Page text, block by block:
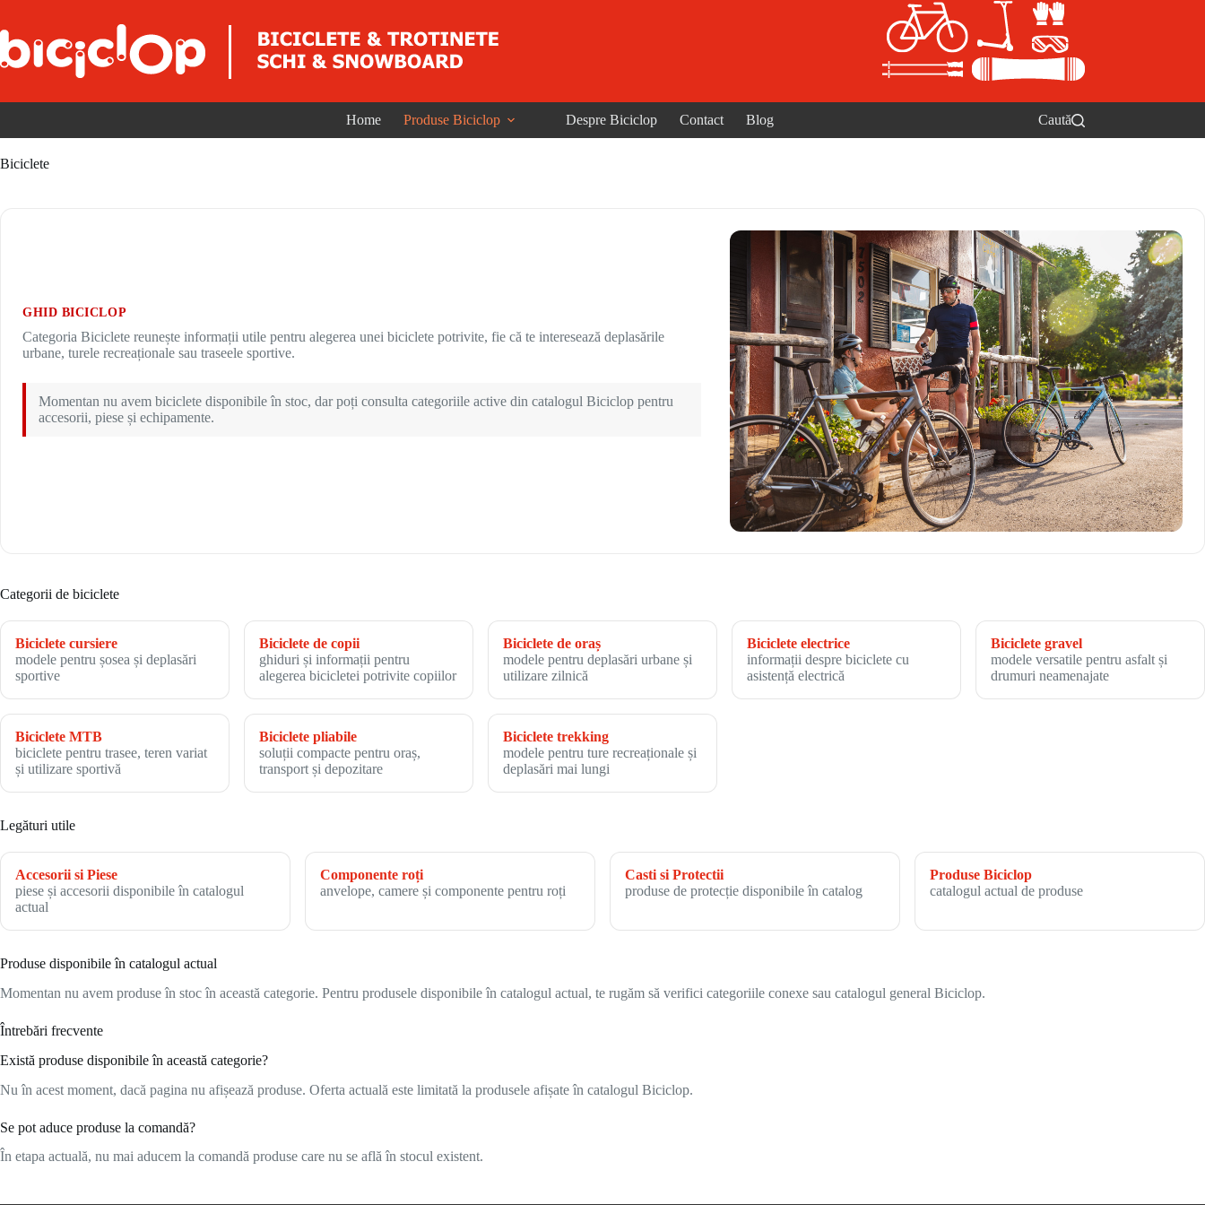
Home Produse Biciclop Despre Biciclop Contact Blog Caută
Biciclete
GHID BICICLOP
Categoria Biciclete reunește informații utile pentru alegerea unei biciclete potrivite, fie că te interesează deplasările
urbane, turele recreaționale sau traseele sportive.
Momentan nu avem biciclete disponibile în stoc, dar poți consulta categoriile active din catalogul Biciclop pentru
accesorii, piese și echipamente.
Categorii de biciclete
Biciclete cursiere
modele pentru șosea și deplasări
sportive
Biciclete de copii
ghiduri și informații pentru
alegerea bicicletei potrivite copiilor
Biciclete de oraș
modele pentru deplasări urbane și
utilizare zilnică
Biciclete electrice
informații despre biciclete cu
asistență electrică
Biciclete gravel
modele versatile pentru asfalt și
drumuri neamenajate
Biciclete MTB
biciclete pentru trasee, teren variat
și utilizare sportivă
Biciclete pliabile
soluții compacte pentru oraș,
transport și depozitare
Biciclete trekking
modele pentru ture recreaționale și
deplasări mai lungi
Legături utile
Accesorii si Piese
piese și accesorii disponibile în catalogul
actual
Componente roți
anvelope, camere și componente pentru roți
Casti si Protectii
produse de protecție disponibile în catalog
Produse Biciclop
catalogul actual de produse
Produse disponibile în catalogul actual
Momentan nu avem produse în stoc în această categorie. Pentru produsele disponibile în catalogul actual, te rugăm să verifici categoriile conexe sau catalogul general Biciclop.
Întrebări frecvente
Există produse disponibile în această categorie?
Nu în acest moment, dacă pagina nu afișează produse. Oferta actuală este limitată la produsele afișate în catalogul Biciclop.
Se pot aduce produse la comandă?
În etapa actuală, nu mai aducem la comandă produse care nu se află în stocul existent.